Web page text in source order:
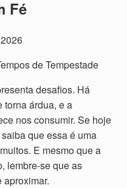
Fé
de Tempestade
desafios. Há
torna árdua, e a
nos consumir. Se hoje
que essa é uma
E mesmo que a
lembre-se que as
aproximar.